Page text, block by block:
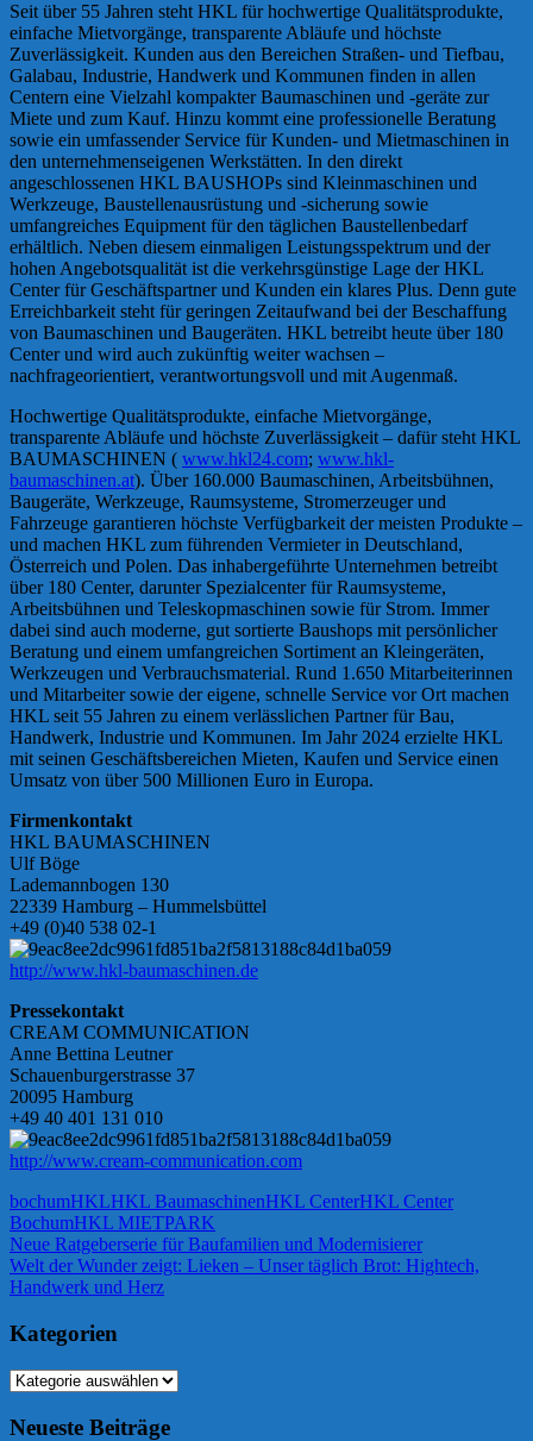
Seit über 55 Jahren steht HKL für hochwertige Qualitätsprodukte,
einfache Mietvorgänge, transparente Abläufe und höchste
Zuverlässigkeit. Kunden aus den Bereichen Straßen- und Tiefbau,
Galabau, Industrie, Handwerk und Kommunen finden in allen
Centern eine Vielzahl kompakter Baumaschinen und -geräte zur
Miete und zum Kauf. Hinzu kommt eine professionelle Beratung
sowie ein umfassender Service für Kunden- und Mietmaschinen in
den unternehmenseigenen Werkstätten. In den direkt
angeschlossenen HKL BAUSHOPs sind Kleinmaschinen und
Werkzeuge, Baustellenausrüstung und -sicherung sowie
umfangreiches Equipment für den täglichen Baustellenbedarf
erhältlich. Neben diesem einmaligen Leistungsspektrum und der
hohen Angebotsqualität ist die verkehrsgünstige Lage der HKL
Center für Geschäftspartner und Kunden ein klares Plus. Denn gute
Erreichbarkeit steht für geringen Zeitaufwand bei der Beschaffung
von Baumaschinen und Baugeräten. HKL betreibt heute über 180
Center und wird auch zukünftig weiter wachsen –
nachfrageorientiert, verantwortungsvoll und mit Augenmaß.
Hochwertige Qualitätsprodukte, einfache Mietvorgänge,
transparente Abläufe und höchste Zuverlässigkeit – dafür steht HKL
BAUMASCHINEN ( www.hkl24.com; www.hkl-
baumaschinen.at). Über 160.000 Baumaschinen, Arbeitsbühnen,
Baugeräte, Werkzeuge, Raumsysteme, Stromerzeuger und
Fahrzeuge garantieren höchste Verfügbarkeit der meisten Produkte –
und machen HKL zum führenden Vermieter in Deutschland,
Österreich und Polen. Das inhabergeführte Unternehmen betreibt
über 180 Center, darunter Spezialcenter für Raumsysteme,
Arbeitsbühnen und Teleskopmaschinen sowie für Strom. Immer
dabei sind auch moderne, gut sortierte Baushops mit persönlicher
Beratung und einem umfangreichen Sortiment an Kleingeräten,
Werkzeugen und Verbrauchsmaterial. Rund 1.650 Mitarbeiterinnen
und Mitarbeiter sowie der eigene, schnelle Service vor Ort machen
HKL seit 55 Jahren zu einem verlässlichen Partner für Bau,
Handwerk, Industrie und Kommunen. Im Jahr 2024 erzielte HKL
mit seinen Geschäftsbereichen Mieten, Kaufen und Service einen
Umsatz von über 500 Millionen Euro in Europa.
Firmenkontakt
HKL BAUMASCHINEN
Ulf Böge
Lademannbogen 130
22339 Hamburg – Hummelsbüttel
+49 (0)40 538 02-1
http://www.hkl-baumaschinen.de
Pressekontakt
CREAM COMMUNICATION
Anne Bettina Leutner
Schauenburgerstrasse 37
20095 Hamburg
+49 40 401 131 010
http://www.cream-communication.com
bochumHKLHKL BaumaschinenHKL CenterHKL Center
BochumHKL MIETPARK
Beitragsnavigation
Vorheriger
Beitrag:
Neue Ratgeberserie für Baufamilien und Modernisierer
Nächster
Beitrag:
Welt der Wunder zeigt: Lieken – Unser täglich Brot: Hightech,
Handwerk und Herz
Kategorien
Kategorien
Neueste Beiträge